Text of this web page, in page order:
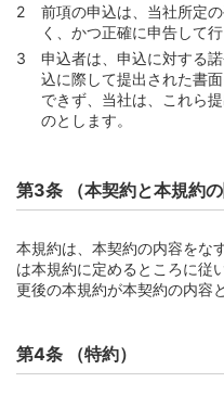
第19条 （暗証番号が使
第20条 （クレジットカ
た場合の本会員の責任）
第21条 （第三者へのカ
第2款 その他の義務
第23条 （届出事項変更
第25条 （年収および職
第26条 （取引時確認お
第27条 （犯罪収益等隠
第28条 （WEBサービス
前項の申込は、当社所定
く、かつ正確に申告して
申込者は、申込に対する
込に際して提出された書
できず、当社は、これら
のとします。
第3条 （本契約と本規約の
本規約は、本契約の内容をな
は本規約に定めるところに従
更後の本規約が本契約の内容
第4条 （特約）